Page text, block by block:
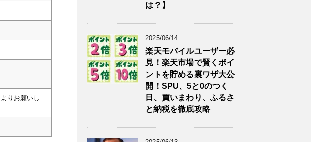
よりお願いし
は？】
2025/06/14
楽天モバイルユーザー必
見！楽天市場で賢くポイ
ントを貯める裏ワザ大公
開！SPU、5と0のつく
日、買いまわり、ふるさ
と納税を徹底攻略